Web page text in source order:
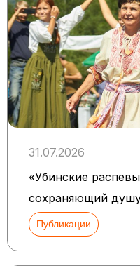
31.07.2026
«Убинские
сохраняющий
Публикации